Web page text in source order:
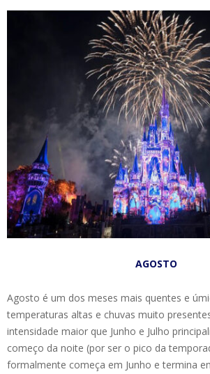
AGOSTO
Agosto é um dos meses mais quentes e
temperaturas altas e chuvas muito
intensidade maior que Junho e Julho
começo da noite (por ser o pico da
formalmente começa em Junho e termina